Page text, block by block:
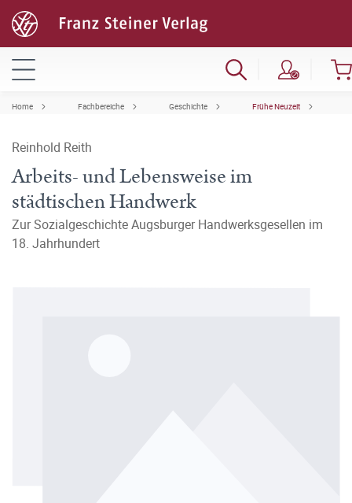
Home Fachbereiche Geschichte Frühe Neuzeit
Reinhold Reith
Arbeits- und Lebensweise im
städtischen Handwerk
Zur Sozialgeschichte Augsburger Handwerksgesellen im
18. Jahrhundert